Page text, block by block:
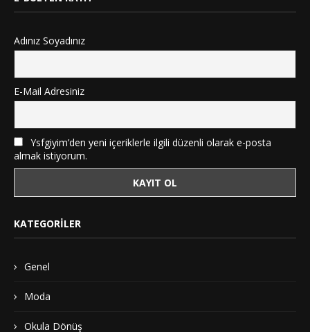
Adınız Soyadınız
E-Mail Adresiniz
Ysfgiyim’den yeni içeriklerle ilgili düzenli olarak e-posta
almak istiyorum.
KATEGORILER
Genel
Moda
Okula Dönüş